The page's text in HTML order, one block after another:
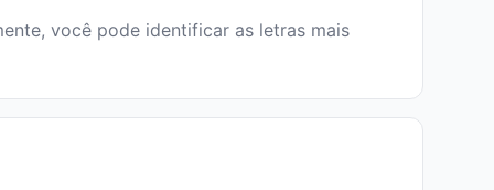
você pode identificar as letras mais